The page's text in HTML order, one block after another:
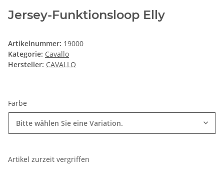
Jersey-Funktionsloop Elly
Artikelnummer: 19000
Kategorie: Cavallo
Hersteller: CAVALLO
Farbe
Bitte wählen Sie eine Variation.
Artikel zurzeit vergriffen